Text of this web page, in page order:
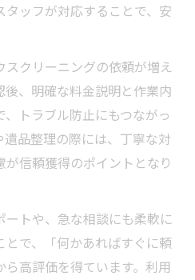
ッフが対応することで、安
クリーニングの依頼が増え
、明確な料金説明と作業内
トラブル防止にもつながっ
品整理の際には、丁寧な対
信頼獲得のポイントとなり
ートや、急な相談にも柔軟に
で、「何かあればすぐに頼
高評価を得ています。利用